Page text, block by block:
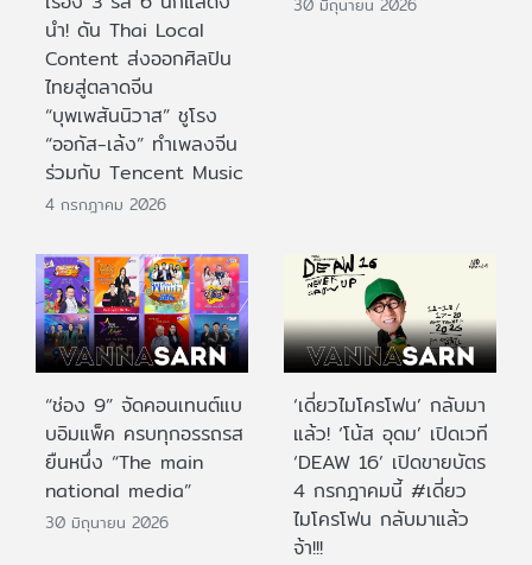
นำ! ดัน Thai Local
Content ส่งออกศิลปิน
ไทยสู่ตลาดจีน
“บุพเพสันนิวาส” ชูโรง
“ออกัส-เล้ง” ทำเพลงจีน
ร่วมกับ Tencent Music
4 กรกฎาคม 2026
“ช่อง 9” จัดคอนเทนต์แบ
บอิมแพ็ค ครบทุกอรรถรส
ยืนหนึ่ง “The main
national media”
30 มิถุนายน 2026
‘เดี่ยวไมโครโฟน’ กลับมา
แล้ว! ‘โน้ส อุดม’ เปิดเวที
‘DEAW 16’ เปิดขายบัตร
4 กรกฎาคมนี้ #เดี่ยว
ไมโครโฟน กลับมาแล้ว
จ้า!!!